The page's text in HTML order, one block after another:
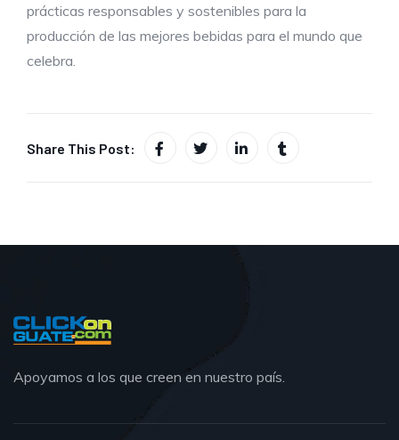
prácticas responsables y sostenibles para la
producción de las mejores bebidas para el mundo que
celebra.
Share This Post:
Apoyamos a los que creen en nuestro país.